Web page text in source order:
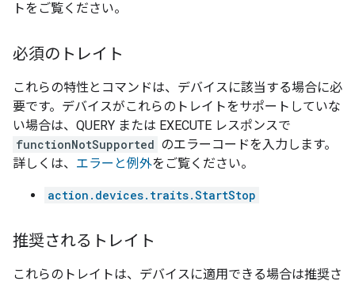
トをご覧ください。
必須のトレイト
これらの特性とコマンドは、デバイスに該当する場合に必
要です。デバイスがこれらのトレイトをサポートしていな
い場合は、QUERY または EXECUTE レスポンスで
functionNotSupported のエラーコードを入力します。
詳しくは、 エラーと例外をご覧ください。
action.devices.traits.StartStop
推奨されるトレイト
これらのトレイトは、デバイスに適用できる場合は推奨さ